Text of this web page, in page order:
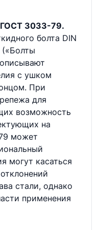
ГОСТ 3033-79.
болта DIN
с ушком
При
для
возможность
на
может
могут касаться
стали, однако
применения